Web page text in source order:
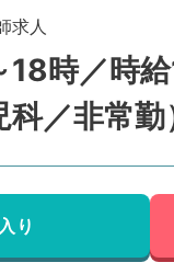
求人
18時／
／非常勤
り